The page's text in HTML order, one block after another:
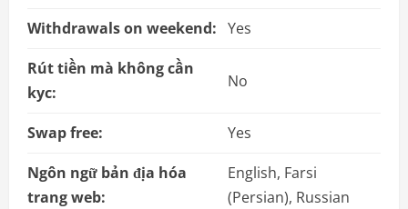
Withdrawals on weekend: Yes
Rút tiền mà không cần
kyc:
No
Swap free:
Yes
Ngôn ngữ bản địa hóa
trang web:
English, Farsi
(Persian), Russian